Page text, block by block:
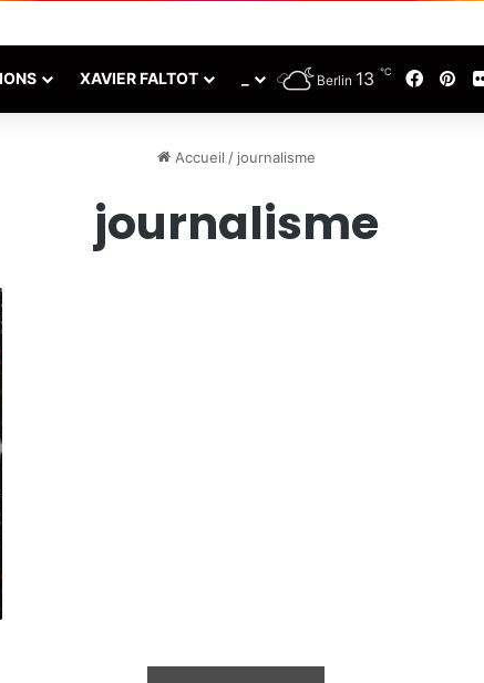
XAVIER FALTOT Berlin 13 ℃
Accueil / journalisme
journalisme